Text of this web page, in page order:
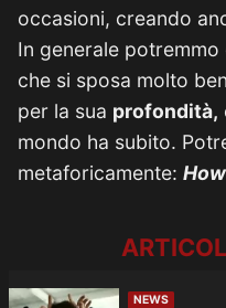
occasioni, creando
In generale
che si sposa molto
per la sua profondità,
mondo ha subito.
metaforicamente:
NEWS